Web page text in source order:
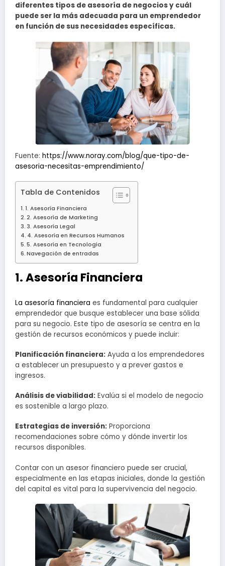
diferentes tipos de asesoría de negocios y cuál
puede ser la más adecuada para un emprendedor
en función de sus necesidades específicas.
Fuente: https://www.noray.com/blog/que-tipo-de-
asesoria-necesitas-emprendimiento/
Tabla de Contenidos
1. Asesoría Financiera
2. Asesoría de Marketing
3. Asesoría Legal
4. Asesoría en Recursos Humanos
5. Asesoría en Tecnología
Navegación de entradas
1. Asesoría Financiera
La asesoría financiera es fundamental para cualquier
emprendedor que busque establecer una base sólida
para su negocio. Este tipo de asesoría se centra en la
gestión de recursos económicos y puede incluir:
Planificación financiera: Ayuda a los emprendedores
a establecer un presupuesto y a prever gastos e
ingresos.
Análisis de viabilidad: Evalúa si el modelo de negocio
es sostenible a largo plazo.
Estrategias de inversión: Proporciona
recomendaciones sobre cómo y dónde invertir los
recursos disponibles.
Contar con un asesor financiero puede ser crucial,
especialmente en las etapas iniciales, donde la gestión
del capital es vital para la supervivencia del negocio.